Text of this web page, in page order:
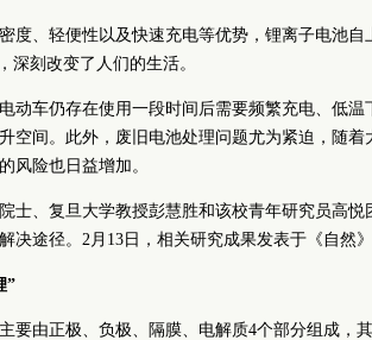
度、轻便性以及快速充电等优势，锂离子电池
深刻改变了人们的生活。
动车仍存在使用一段时间后需要频繁充电、低温
空间。此外，废旧电池处理问题尤为紧迫，随
风险也日益增加。
士、复旦大学教授彭慧胜和该校青年研究员高
决途径。2月13日，相关研究成果发表于《自然》
”
要由正极、负极、隔膜、电解质4个部分组成，